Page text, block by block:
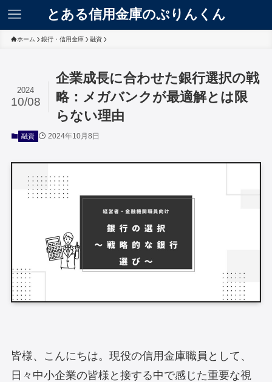
とある信用金庫のぷりんくん
ホーム 銀行・信用金庫 融資
企業成長に合わせた銀行選択の戦
略：メガバンクが最適解とは限
らない理由
2024
10/08
融資 2024年10月8日
皆様、こんにちは。現役の信用金庫職員として、
日々中小企業の皆様と接する中で感じた重要な視